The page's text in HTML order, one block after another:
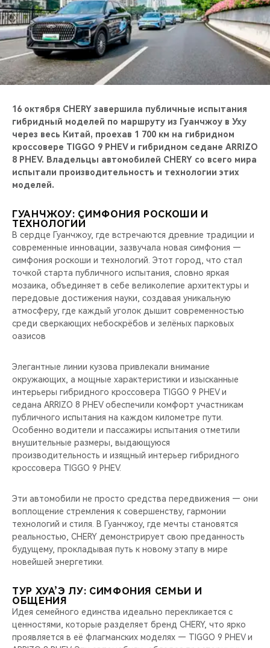
CHERY И СПОРТ
НАШИ МЕРОПРИЯТИЯ
CHERY ДЛЯ ДЕТЕЙ
16 октября CHERY завершила публичные испытания
гибридный моделей по маршруту из Гуанчжоу в Уху
через весь Китай, проехав 1 700 км на гибридном
кроссовере TIGGO 9 PHEV и гибридном седане ARRIZO
8 PHEV. Владельцы автомобилей CHERY со всего мира
испытали производительность и технологии этих
моделей.
ГУАНЧЖОУ: СИМФОНИЯ РОСКОШИ И
ТЕХНОЛОГИЙ
В сердце Гуанчжоу, где встречаются древние традиции и
современные инновации, зазвучала новая симфония —
симфония роскоши и технологий. Этот город, что стал
точкой старта публичного испытания, словно яркая
мозаика, объединяет в себе великолепие архитектуры и
передовые достижения науки, создавая уникальную
атмосферу, где каждый уголок дышит современностью
среди сверкающих небоскрёбов и зелёных парковых
оазисов
Элегантные линии кузова привлекали внимание
окружающих, а мощные характеристики и изысканные
интерьеры гибридного кроссовера TIGGO 9 PHEV и
седана ARRIZO 8 PHEV обеспечили комфорт участникам
публичного испытания на каждом километре пути.
Особенно водители и пассажиры испытания отметили
внушительные размеры, выдающуюся
производительность и изящный интерьер гибридного
кроссовера TIGGO 9 PHEV.
Эти автомобили не просто средства передвижения — они
воплощение стремления к совершенству, гармонии
технологий и стиля. В Гуанчжоу, где мечты становятся
реальностью, CHERY демонстрирует свою преданность
будущему, прокладывая путь к новому этапу в мире
новейшей энергетики.
ТУР ХУА’Э ЛУ: СИМФОНИЯ СЕМЬИ И
ОБЩЕНИЯ
Идея семейного единства идеально перекликается с
ценностями, которые разделяет бренд CHERY, что ярко
проявляется в её флагманских моделях — TIGGO 9 PHEV и